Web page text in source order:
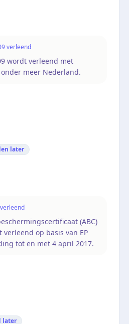
verleend
wordt verleend met
meer Nederland.
later
(ABC)
verleend op basis van EP
tot en met 4 april 2017.
later